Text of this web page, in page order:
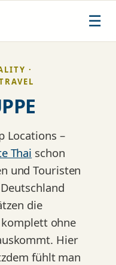
☰
·
Locations –
Thai schon
und Touristen
die
ohne
Hier
fühlt man